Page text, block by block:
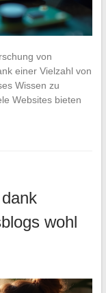
von
einer Vielzahl von
Wissen zu
Websites bieten
wohl